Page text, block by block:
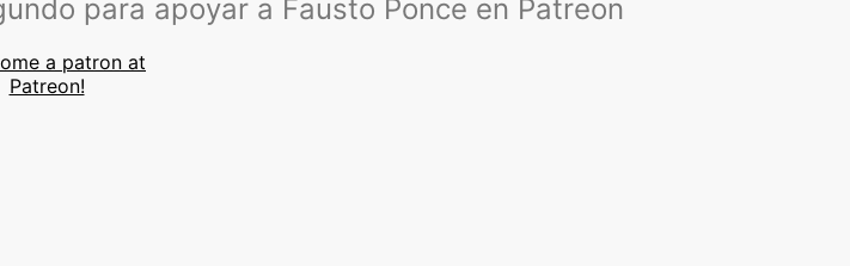
para apoyar a Fausto Ponce en Patreon